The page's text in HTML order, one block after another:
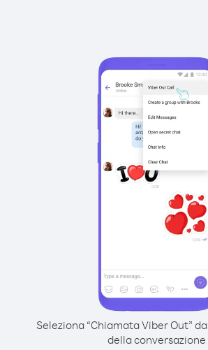
Seleziona “Chiamata Viber Out”
della conversazione